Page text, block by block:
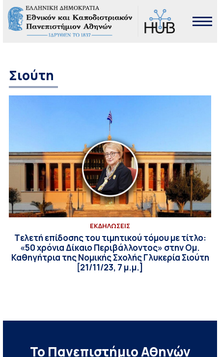
Σιούτη
ΕΚΔΗΛΩΣΕΙΣ
Tελετή επίδοσης του τιμητικού τόμου με τίτλο:
«50 χρόνια Δίκαιο Περιβάλλοντος» στην Ομ.
Καθηγήτρια της Νομικής Σχολής Γλυκερία Σιούτη
[21/11/23, 7 μ.μ.]
Το Πανεπιστήμιο Αθηνών